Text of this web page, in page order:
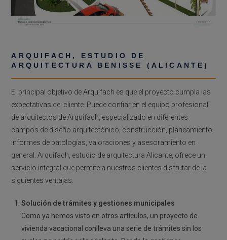
ARQUIFACH, ESTUDIO DE
ARQUITECTURA BENISSE (ALICANTE)
El principal objetivo de Arquifach es que el proyecto cumpla las
expectativas del cliente. Puede confiar en el equipo profesional
de arquitectos de Arquifach, especializado en diferentes
campos de diseño arquitectónico, construcción, planeamiento,
informes de patologías, valoraciones y asesoramiento en
general. Arquifach, estudio de arquitectura Alicante, ofrece un
servicio integral que permite a nuestros clientes disfrutar de la
siguientes ventajas:
Solución de trámites y gestiones municipales
Como ya hemos visto en otros artículos, un proyecto de
vivienda vacacional conlleva una serie de trámites sin los